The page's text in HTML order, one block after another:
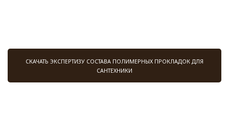
СКАЧАТЬ ЭКСПЕРТИЗУ СОСТАВА ПОЛИМЕРНЫХ ПРОКЛАДОК ДЛЯ
САНТЕХНИКИ